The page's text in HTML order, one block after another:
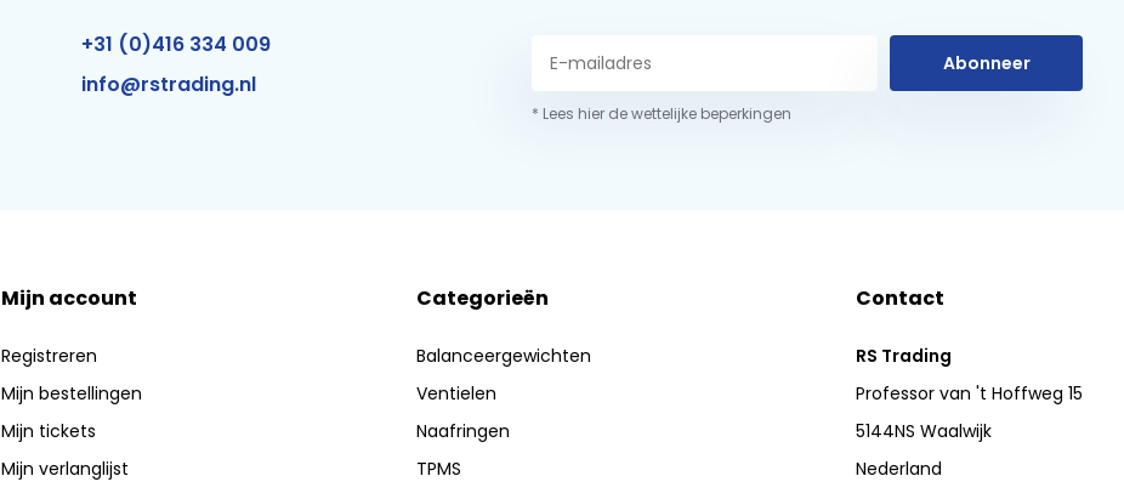
+31 (0)416 334 009
info@rstrading.nl
Abonneer
* Lees hier de wettelijke beperkingen
Mijn account
Registreren
Mijn bestellingen
Mijn tickets
Mijn verlanglijst
Categorieën
Balanceergewichten
Ventielen
Naafringen
TPMS
Contact
RS Trading
Professor van 't Hoffweg 15
5144NS Waalwijk
Nederland